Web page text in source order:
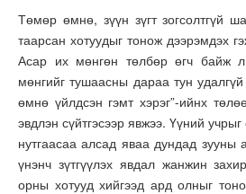
Төмөр өмнө, зүүн зүгт зогсолтгүй
таарсан хотуудыг тонож дээрэмдэх
Асар их мөнгөн төлбөр өгч байж
мөнгийг тушаасны дараа тун
өмнө үйлдсэн гэмт хэрэг”-ийнх
эвдлэн сүйтгэсээр явжээ. Үүний
нутгаасаа алсад яваа дундад
үнэнч зүтгүүлэх явдал жанжин
орны хотууд хийгээд ард олныг